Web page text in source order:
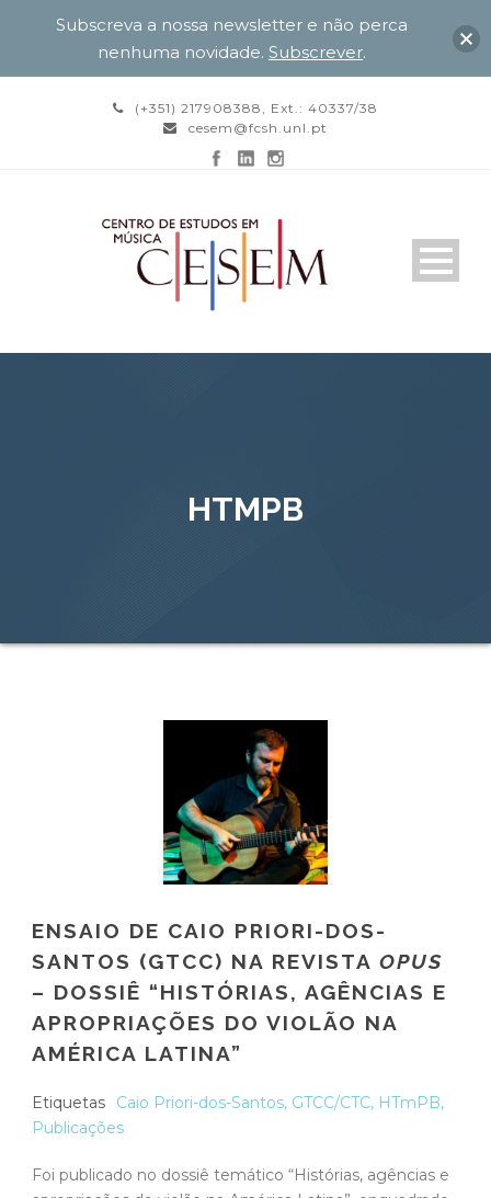
(+351) 217908388, Ext.: 40337/38
cesem@fcsh.unl.pt
HTMPB
ENSAIO DE CAIO PRIORI-DOS-
SANTOS (GTCC) NA REVISTA OPUS
– DOSSIÊ “HISTÓRIAS, AGÊNCIAS E
APROPRIAÇÕES DO VIOLÃO NA
AMÉRICA LATINA”
Etiquetas Caio Priori-dos-Santos, GTCC/CTC, HTmPB,
Publicações
Foi publicado no dossiê temático “Histórias, agências e
Subscreva a nossa newsletter e não perca
nenhuma novidade. Subscrever.